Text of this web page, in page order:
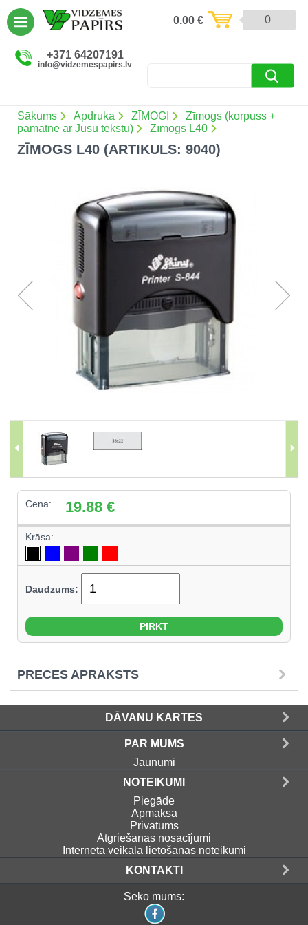
+371 64207191
info@vidzemespapirs.lv
0
0.00€
Sākums Apdruka ZĪMOGI
Zīmogs (korpuss +
pamatne ar Jūsu tekstu)
Zīmogs L40
ZĪMOGS L40 (ARTIKULS: 9040)
Cena: 19.88 €
Krāsa:
Daudzums:
PRECES APRAKSTS
DĀVANU KARTES
PAR MUMS
Jaunumi
NOTEIKUMI
Piegāde
Apmaksa
Privātums
Atgriešanas nosacījumi
Interneta veikala lietošanas noteikumi
KONTAKTI
Seko mums:
AIZVĒRT
Atlaides (12)